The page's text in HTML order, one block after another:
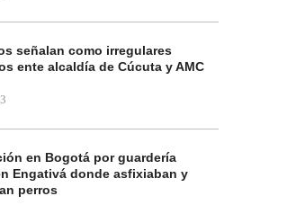
señalan como irregulares
ente alcaldía de Cúcuta y AMC
en Bogotá por guardería
Engativá donde asfixiaban y
perros